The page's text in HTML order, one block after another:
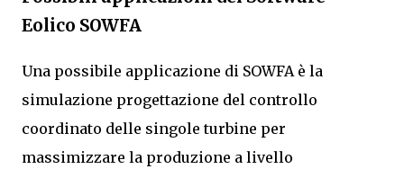
Eolico SOWFA
Una possibile applicazione di SOWFA è la
simulazione progettazione del controllo
coordinato delle singole turbine per
massimizzare la produzione a livello